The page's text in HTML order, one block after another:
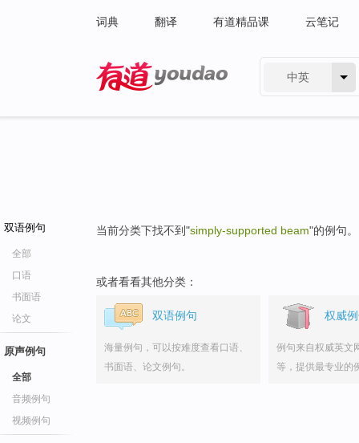
词典 翻译 有道精品课 云笔记
中英
双语例句
全部
口语
书面语
论文
原声例句
全部
音频例句
视频例句
当前分类下找不到"simply-supported beam"的例句。
或者看看其他分类：
双语例句
海量例句，可以按难度查看口语、
书面语、论文例句。
权威
例句来自权威英文
等，提供最专业的